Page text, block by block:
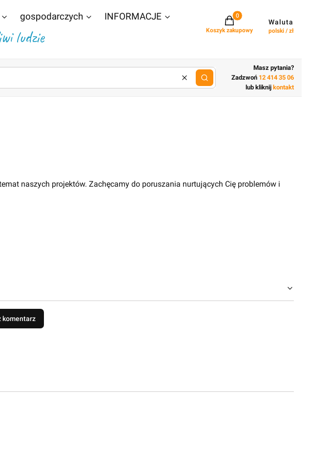
gospodarczych INFORMACJE
ludzie
Projekty w koszyku: 0. Zobacz
Koszyk zakupowy
Waluta
polski / zł
Wyczyśćlub wpisz cechy budynku
Masz pytania?
Zadzwoń 12 414 35 06
lub kliknij kontakt
naszych projektów. Zachęcamy do poruszania nurtujących Cię problemów i
komentarz